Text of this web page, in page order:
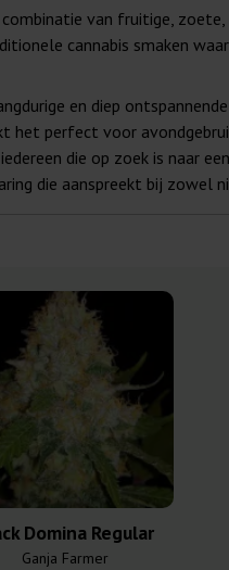
van fruitige,
cannabis smaken
en diep
perfect voor
die op zoek is naar
die aanspreekt bij zowel
Domina Regular
Ganja Farmer